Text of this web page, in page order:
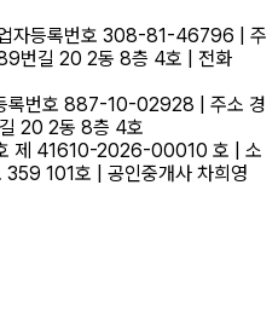
자등록번호 308-81-46796
주
번길 20 2동 8층 4호
전화
록번호 887-10-02928 주소 경
20 2동 8층 4호
제 41610-2026-00010 호
소
359 101호 공인중개사 차희영